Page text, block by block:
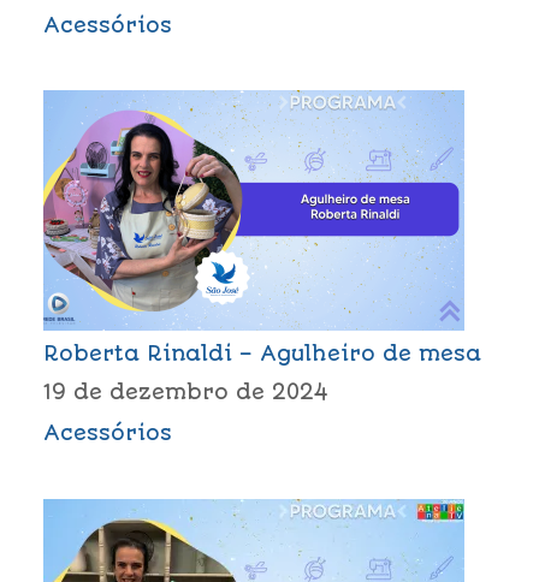
Acessórios
Roberta Rinaldi – Agulheiro de mesa
19 de dezembro de 2024
Acessórios